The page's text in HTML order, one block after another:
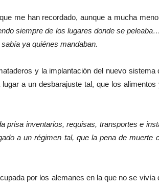
me han recordado, aunque a mucha
siempre de los lugares donde se
ya quiénes mandaban.
y la implantación del nuevo sistema
a un desbarajuste tal, que los alimentos
inventarios, requisas, transportes e
a un régimen tal, que la pena de muerte
por los alemanes en la que no se vivía